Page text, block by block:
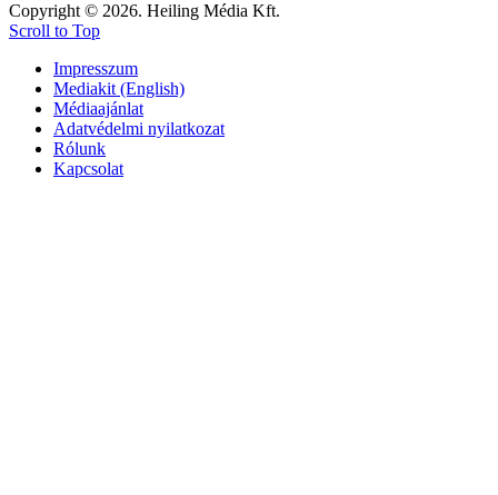
Copyright © 2026. Heiling Média Kft.
Scroll to Top
Impresszum
Mediakit (English)
Médiaajánlat
Adatvédelmi nyilatkozat
Rólunk
Kapcsolat